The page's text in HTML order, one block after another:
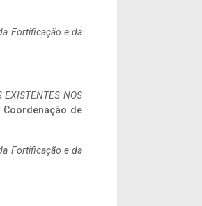
Fortificação e da
EXISTENTES NOS
de
Fortificação e da